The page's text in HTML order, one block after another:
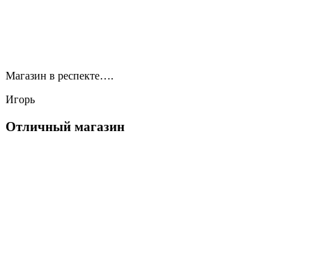
Магазин в респекте….
Игорь
Отличный магазин